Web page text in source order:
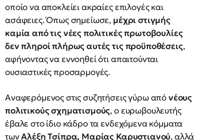
οποίο να αποκλείει ακραίες επιλογές και
ασάφειες. Όπως σημείωσε, μέχρι στιγμής
καμία από τις νέες πολιτικές πρωτοβουλίες
δεν πληροί πλήρως αυτές τις προϋποθέσεις,
αφήνοντας να εννοηθεί ότι απαιτούνται
ουσιαστικές προσαρμογές.
Αναφερόμενος στις συζητήσεις γύρω απόνέους
πολιτικούς σχηματισμούς, ο ευρωβουλευτής
έβαλε στο ίδιο κάδρο τα ενδεχόμενα κόμματα
τωνΑλέξη Τσίπρα, Μαρίας Καρυστιανού, αλλά